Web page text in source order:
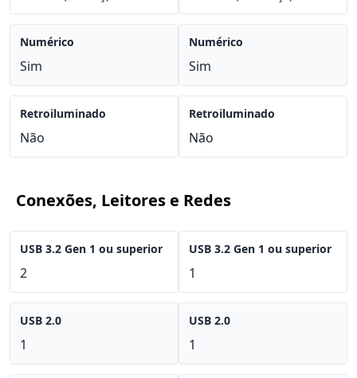
Numérico
Sim
Retroiluminado
Não
Numérico
Sim
Retroiluminado
Não
Conexões, Leitores e Redes
USB 3.2 Gen 1 ou superior
2
USB 2.0
1
USB 3.2 Gen 1 ou superior
1
USB 2.0
1